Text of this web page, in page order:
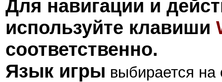
Для навигации и
используйте клавиши
соответственно.
Язык игры выбирается на